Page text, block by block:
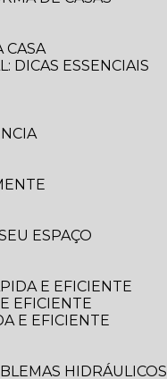
CASA
DICAS ESSENCIAIS
ESPAÇO
E EFICIENTE
EFICIENTE
E EFICIENTE
HIDRÁULICOS